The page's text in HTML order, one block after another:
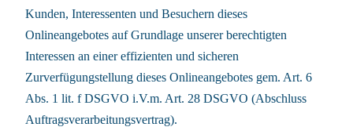
Kunden, Interessenten und Besuchern dieses
Onlineangebotes auf Grundlage unserer berechtigten
Interessen an einer effizienten und sicheren
Zurverfügungstellung dieses Onlineangebotes gem. Art. 6
Abs. 1 lit. f DSGVO i.V.m. Art. 28 DSGVO (Abschluss
Auftragsverarbeitungsvertrag).